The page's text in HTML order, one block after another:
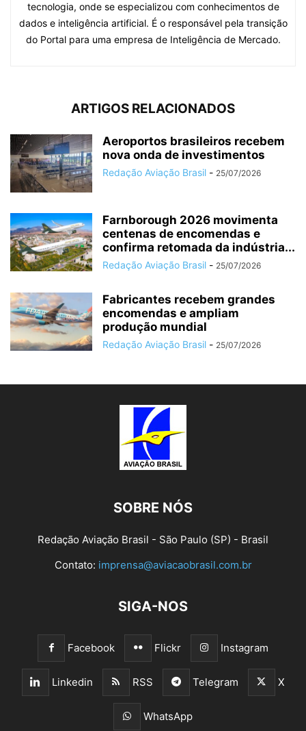
tecnologia, onde se especializou com conhecimentos de
dados e inteligência artificial. É o responsável pela transição
do Portal para uma empresa de Inteligência de Mercado.
ARTIGOS RELACIONADOS
Aeroportos brasileiros recebem
nova onda de investimentos
Redação Aviação Brasil - 25/07/2026
Farnborough 2026 movimenta
centenas de encomendas e
confirma retomada da indústria...
Redação Aviação Brasil - 25/07/2026
Fabricantes recebem grandes
encomendas e ampliam
produção mundial
Redação Aviação Brasil - 25/07/2026
SOBRE NÓS
Redação Aviação Brasil - São Paulo (SP) - Brasil
Contato: imprensa@aviacaobrasil.com.br
SIGA-NOS
Facebook Flickr Instagram
Linkedin RSS Telegram X
WhatsApp